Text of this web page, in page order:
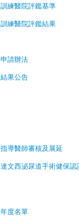
訓練醫院評鑑基準
訓練醫院評鑑結果
申請辦法
結果公告
指導醫師審核及展延
達文西泌尿道手術健保認
年度名單